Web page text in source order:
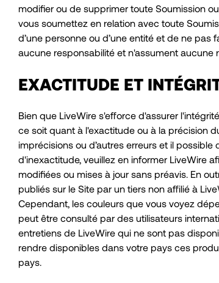
modifier ou de supprimer toute Soumission
vous soumettez en relation avec toute
d’une personne ou d’une entité et de ne pas
aucune responsabilité et n'assument aucune
EXACTITUDE ET
Bien que LiveWire s'efforce d'assurer
ce soit quant à l'exactitude ou à la précision
imprécisions ou d’autres erreurs et il
d'inexactitude, veuillez en informer LiveWire
modifiées ou mises à jour sans préavis. En
publiés sur le Site par un tiers non affilié à
Cependant, les couleurs que vous voyez
peut être consulté par des utilisateurs
entretiens de LiveWire qui ne sont pas
rendre disponibles dans votre pays ces
pays.